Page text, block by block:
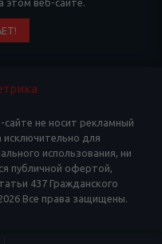
этом веб-сайте.
не носит рекламный
исключительно для
использования, ни
публичной офертой,
437 Гражданского
Все права защищены.